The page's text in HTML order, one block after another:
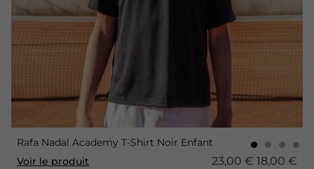
Rafa Nadal Academy T-Shirt Noir Enfant
Voir le produit
23,00 € 18,00 €